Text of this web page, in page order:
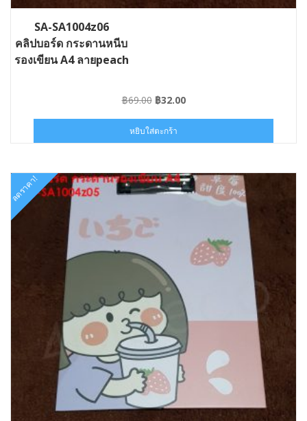
SA-SA1004z06
คลิปบอร์ด กระดานหนีบ
รองเขียน A4 ลายpeach
฿69.00 Original
was:
฿69.00.
฿32.00Current
฿32.00.
หยิบใส่ตะกร้า
ลดราคา!